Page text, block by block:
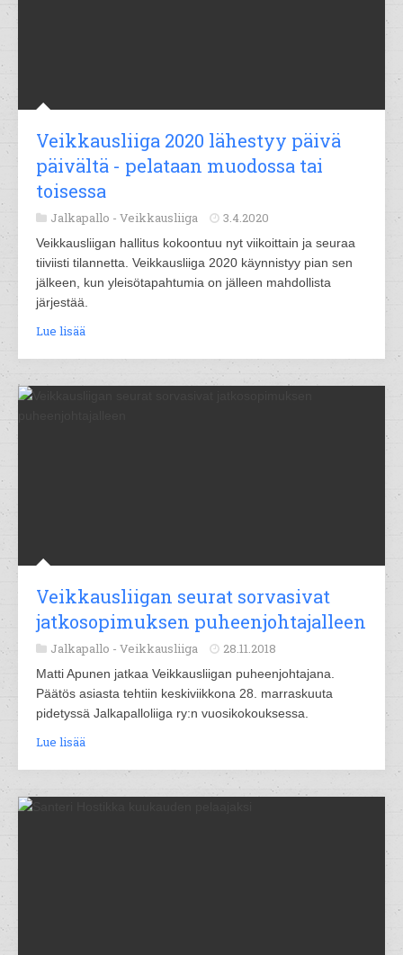
Veikkausliiga 2020 lähestyy päivä
päivältä - pelataan muodossa tai
toisessa
Jalkapallo - Veikkausliiga 3.4.2020
Veikkausliigan hallitus kokoontuu nyt viikoittain ja seuraa
tiiviisti tilannetta. Veikkausliiga 2020 käynnistyy pian sen
jälkeen, kun yleisötapahtumia on jälleen mahdollista
järjestää.
Lue lisää
Veikkausliigan seurat sorvasivat
jatkosopimuksen puheenjohtajalleen
Jalkapallo - Veikkausliiga 28.11.2018
Matti Apunen jatkaa Veikkausliigan puheenjohtajana.
Päätös asiasta tehtiin keskiviikkona 28. marraskuuta
pidetyssä Jalkapalloliiga ry:n vuosikokouksessa.
Lue lisää